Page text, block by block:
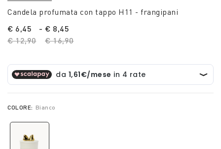
Candela profumata con tappo H11 - frangipani
Price reduced from
€ 12,90to
€ 6,45
-
Price reduced from
€ 16,90to
€ 8,45
COLORE: Bianco